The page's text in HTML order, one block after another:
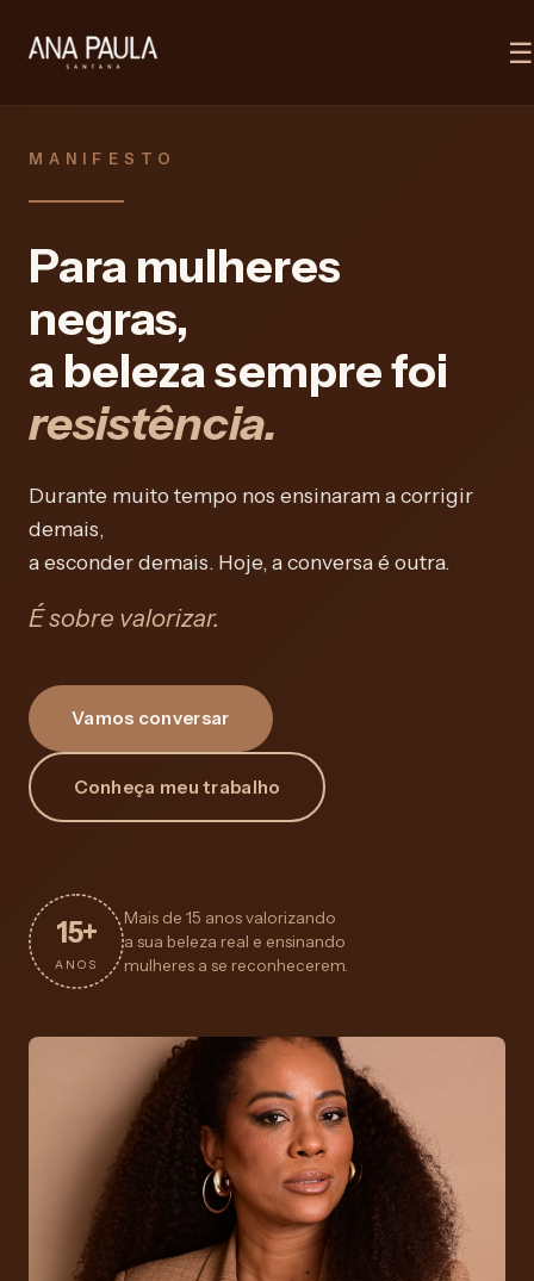
☰
MANIFESTO
Para mulheres
negras,
a beleza sempre foi
resistência.
Durante muito tempo nos ensinaram a corrigir
demais,
a esconder demais. Hoje, a conversa é outra.
É sobre valorizar.
Vamos conversar
Conheça meu trabalho
15+
ANOS
Mais de 15 anos valorizando
a sua beleza real e ensinando
mulheres a se reconhecerem.